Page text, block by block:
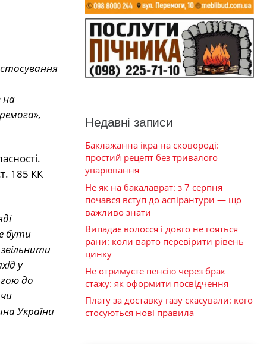
на
185 КК
бути
у
до
України
Недавні записи
Баклажанна ікра на сковороді:
простий рецепт без тривалого
уварювання
Не як на бакалаврат: з 7 серпня
почався вступ до аспірантури — що
важливо знати
Випадає волосся і довго не гояться
рани: коли варто перевірити рівень
цинку
Не отримуєте пенсію через брак
стажу: як оформити посвідчення
Плату за доставку газу скасували: кого
стосуються нові правила